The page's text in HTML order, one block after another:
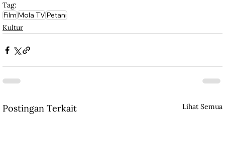
Tag:
FilmMola TVPetani
Kultur
Postingan Terkait Lihat Semua